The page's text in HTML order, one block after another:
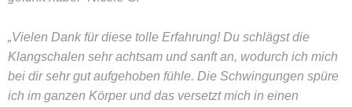
„Vielen Dank für diese tolle Erfahrung! Du schlägst die
Klangschalen sehr achtsam und sanft an, wodurch ich mich
bei dir sehr gut aufgehoben fühle. Die Schwingungen spüre
ich im ganzen Körper und das versetzt mich in einen